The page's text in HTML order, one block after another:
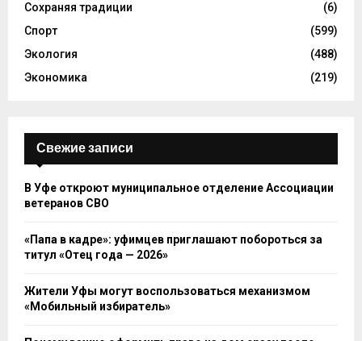
Сохраняя традиции
(6)
Спорт
(599)
Экология
(488)
Экономика
(219)
Свежие записи
В Уфе откроют муниципальное отделение Ассоциации
ветеранов СВО
«Папа в кадре»: уфимцев приглашают побороться за
титул «Отец года — 2026»
Жители Уфы могут воспользоваться механизмом
«Мобильный избиратель»